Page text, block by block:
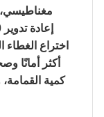
مغناطيسي،
اختراع الغطاء
أكثر أمانًا
كمية القمامة،